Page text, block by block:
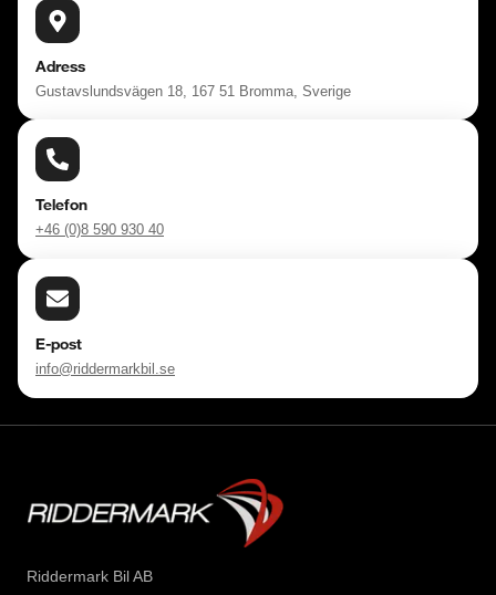
Adress
Gustavslundsvägen 18, 167 51 Bromma, Sverige
Telefon
+46 (0)8 590 930 40
E-post
info@riddermarkbil.se
Riddermark Bil AB